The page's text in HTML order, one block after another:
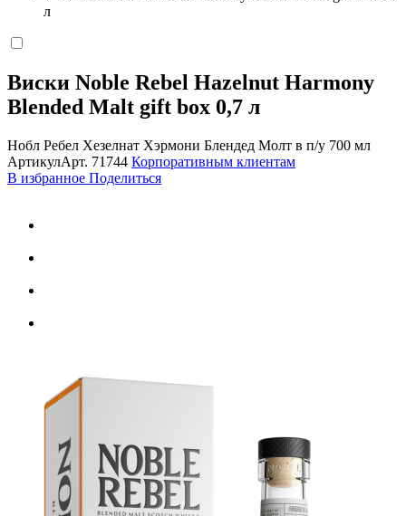
л
Виски Noble Rebel Hazelnut Harmony
Blended Malt gift box 0,7 л
Нобл Ребел Хезелнат Хэрмони Блендед Молт в п/у 700 мл
АртикулАрт. 71744 Корпоративным клиентам
В избранное Поделиться